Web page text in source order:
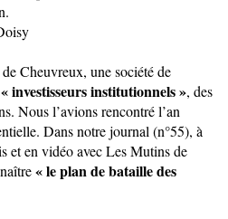
de Cheuvreux, une société de
« investisseurs institutionnels », des
Nous l’avions rencontré l’an
Dans notre journal (n°55), à
et en vidéo avec Les Mutins de
« le plan de bataille des